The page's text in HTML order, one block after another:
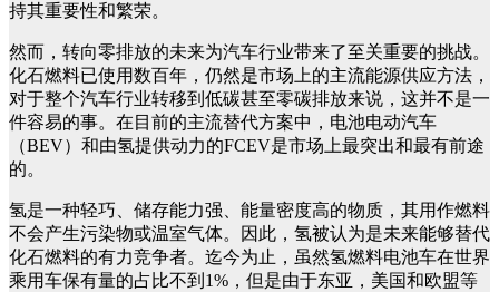
持其重要性和繁荣。
然而，转向零排放的未来为汽车行业带来了至关重要的挑战。
化石燃料已使用数百年，仍然是市场上的主流能源供应方法，
对于整个汽车行业转移到低碳甚至零碳排放来说，这并不是一
件容易的事。在目前的主流替代方案中，电池电动汽车
（BEV）和由氢提供动力的FCEV是市场上最突出和最有前途
的。
氢是一种轻巧、储存能力强、能量密度高的物质，其用作燃料
不会产生污染物或温室气体。因此，氢被认为是未来能够替代
化石燃料的有力竞争者。迄今为止，虽然氢燃料电池车在世界
乘用车保有量的占比不到1%，但是由于东亚，美国和欧盟等